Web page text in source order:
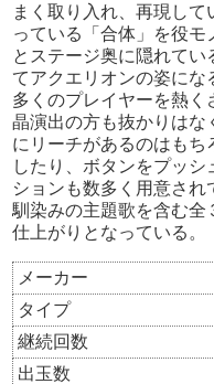
まく取り入れ、再現し
っている「合体」を役
とステージ奥に隠れて
てアクエリオンの姿にな
多くのプレイヤーを熱く
晶演出の方も抜かりはな
にリーチがあるのはもち
したり、ボタンをプッ
ションも数多く用意さ
馴染みの主題歌を含む全
仕上がりとなっている。
メーカー
タイプ
継続回数
出玉数